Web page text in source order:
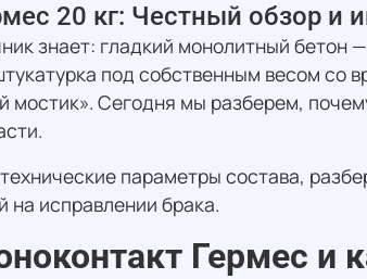
20 кг: Честный обзор и
знает: гладкий монолитный бетон
под собственным весом
мостик». Сегодня мы разберем,
параметры состава,
на исправлении брака.
Гермес и